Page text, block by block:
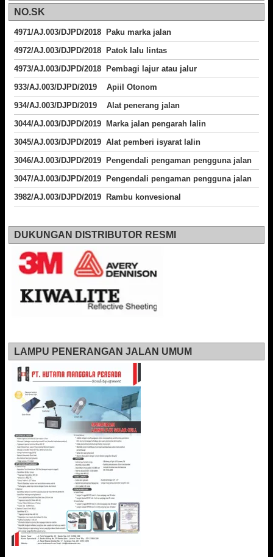
NO.SK
4971/AJ.003/DJPD/2018 Paku marka jalan
4972/AJ.003/DJPD/2018 Patok lalu lintas
4973/AJ.003/DJPD/2018
Pembagi lajur atau jalur
933/AJ.003/DJPD/2019 Apiil Otonom
934/AJ.003/DJPD/2019 Alat penerang jalan
3044/AJ.003/DJPD/2019 Marka jalan pengarah lalin
3045/AJ.003/DJPD/2019 Alat pemberi isyarat lalin
3046/AJ.003/DJPD/2019 Pengendali pengaman pengguna jalan
3047/AJ.003/DJPD/2019 Pengendali pengaman pengguna jalan
3982/AJ.003/DJPD/2019 Rambu konvesional
DUKUNGAN DISTRIBUTOR RESMI
LAMPU PENERANGAN JALAN UMUM